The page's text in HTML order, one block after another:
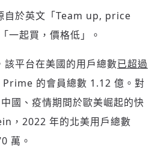
您加入《旭時報》
握國際政經脈動
一波全球科技革命
入發送到 的驗證碼
(十分鐘內有效)
驗證
員
每月 1 號更新可送禮次數
文章當作禮物
禮物的形式送給朋友嗎
自於英文「Team up, price
一起買，價格低」。
該平台在美國的用戶總數已超過
Prime 的會員總數 1.12 億。對
國、疫情期間於歐美崛起的快
，2022 年的北美用戶總數
萬。
平台的使用範疇（皆註記
放授權
放引用
付費會員專屬內容
深度分析報導文章
屬 8 折活動報名優惠
即成為付費會員